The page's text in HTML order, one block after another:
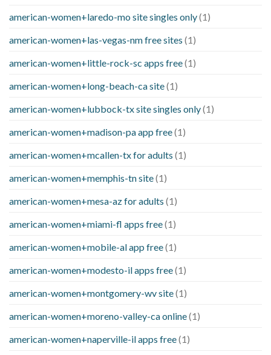
american-women+laredo-mo site singles only(1)
american-women+las-vegas-nm free sites (1)
american-women+little-rock-sc apps free(1)
american-women+long-beach-ca site(1)
american-women+lubbock-tx site singles only(1)
american-women+madison-pa app free(1)
american-women+mcallen-tx for adults (1)
american-women+memphis-tn site(1)
american-women+mesa-az for adults (1)
american-women+miami-fl apps free(1)
american-women+mobile-al app free(1)
american-women+modesto-il apps free(1)
american-women+montgomery-wv site(1)
american-women+moreno-valley-ca online(1)
american-women+naperville-il apps free(1)